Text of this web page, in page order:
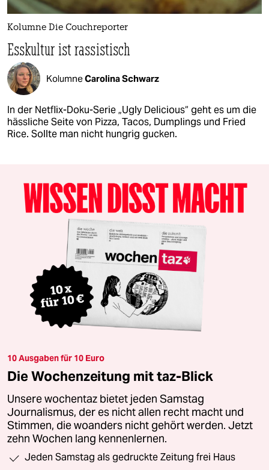
Kolumne Die Couchreporter
Esskultur ist rassistisch
KolumneCarolina Schwarz
In der Netflix-Doku-Serie „Ugly Delicious“ geht es um die
hässliche Seite von Pizza, Tacos, Dumplings und Fried
Rice. Sollte man nicht hungrig gucken.
10 Ausgaben für 10 Euro
Die Wochenzeitung mit taz-Blick
Unsere wochentaz bietet jeden Samstag
Journalismus, der es nicht allen recht macht und
Stimmen, die woanders nicht gehört werden. Jetzt
zehn Wochen lang kennenlernen.
Jeden Samstag als gedruckte Zeitung frei Haus